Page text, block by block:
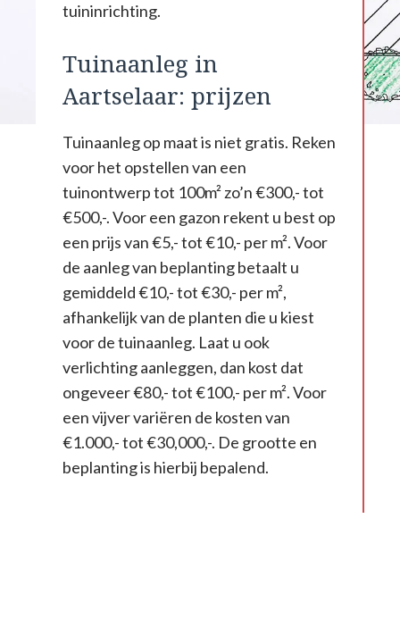
tuininrichting.
Tuinaanleg in
Aartselaar: prijzen
Tuinaanleg op maat is niet gratis. Reken
voor het opstellen van een
tuinontwerp tot 100m² zo’n €300,- tot
€500,-. Voor een gazon rekent u best op
een prijs van €5,- tot €10,- per m². Voor
de aanleg van beplanting betaalt u
gemiddeld €10,- tot €30,- per m²,
afhankelijk van de planten die u kiest
voor de tuinaanleg. Laat u ook
verlichting aanleggen, dan kost dat
ongeveer €80,- tot €100,- per m². Voor
een vijver variëren de kosten van
€1.000,- tot €30,000,-. De grootte en
beplanting is hierbij bepalend.